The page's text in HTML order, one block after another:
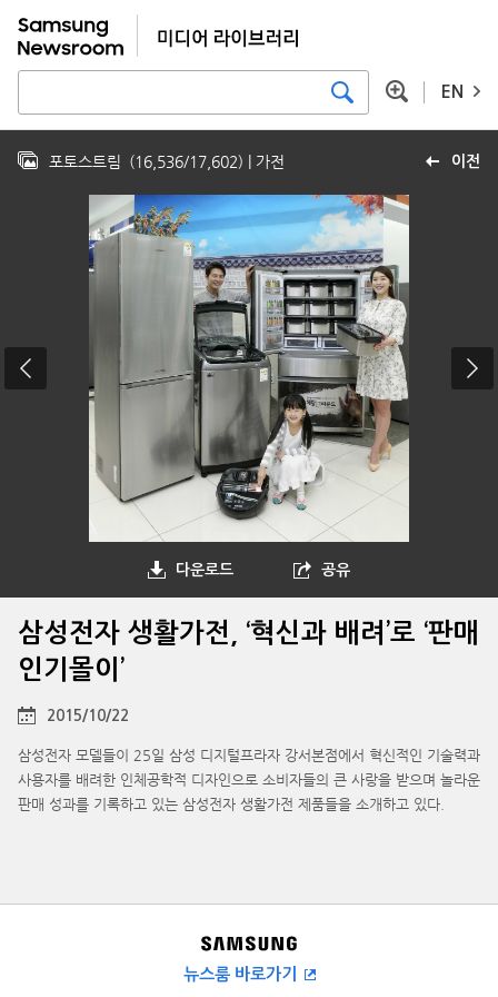
EN
이전
포토스트림 (16,536/17,602) | 가전
다운로드 공유
삼성전자 생활가전, ‘혁신과 배려’로 ‘판매
인기몰이’
2015/10/22
삼성전자 모델들이 25일 삼성 디지털프라자 강서본점에서 혁신적인 기술력과
사용자를 배려한 인체공학적 디자인으로 소비자들의 큰 사랑을 받으며 놀라운
판매 성과를 기록하고 있는 삼성전자 생활가전 제품들을 소개하고 있다.
뉴스룸 바로가기